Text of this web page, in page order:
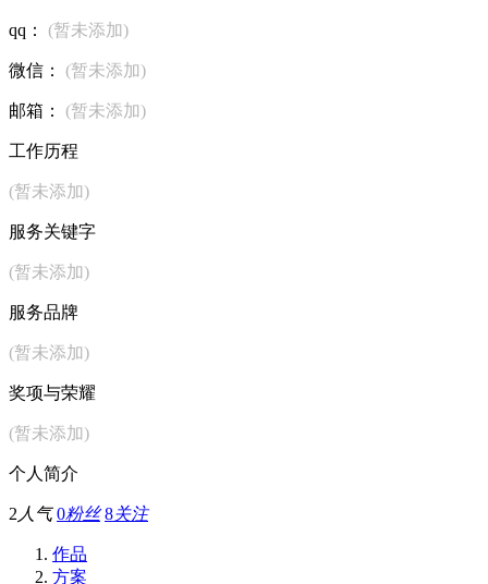
qq： (暂未添加)
微信： (暂未添加)
邮箱： (暂未添加)
工作历程
(暂未添加)
服务关键字
(暂未添加)
服务品牌
(暂未添加)
奖项与荣耀
(暂未添加)
个人简介
2 人气 0粉丝 8关注
作品
方案